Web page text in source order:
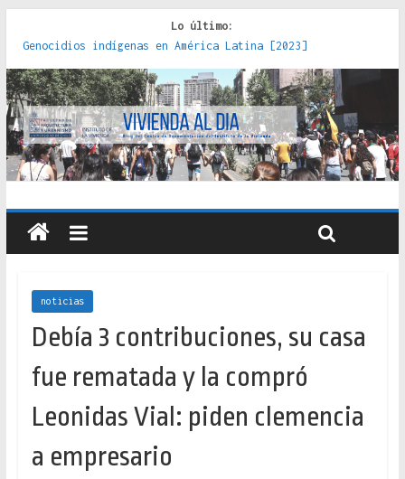
Lo último:
Genocidios indígenas en América Latina [2023]
Estudios sobre la espacialización de los Estados :
políticas, prácticas y representaciones [2022]
Donde el pedernal choca con el acero : hacia una teoría
crítica de las fronteras latinoamericanas [2020]
Criterios técnicos para una vivienda adecuada [2019]
Red de consultorios de la Caja del Seguro Obrero en
Santiago : un patrimonio emblemático [2014]
noticias
Debía 3 contribuciones, su casa
fue rematada y la compró
Leonidas Vial: piden clemencia
a empresario